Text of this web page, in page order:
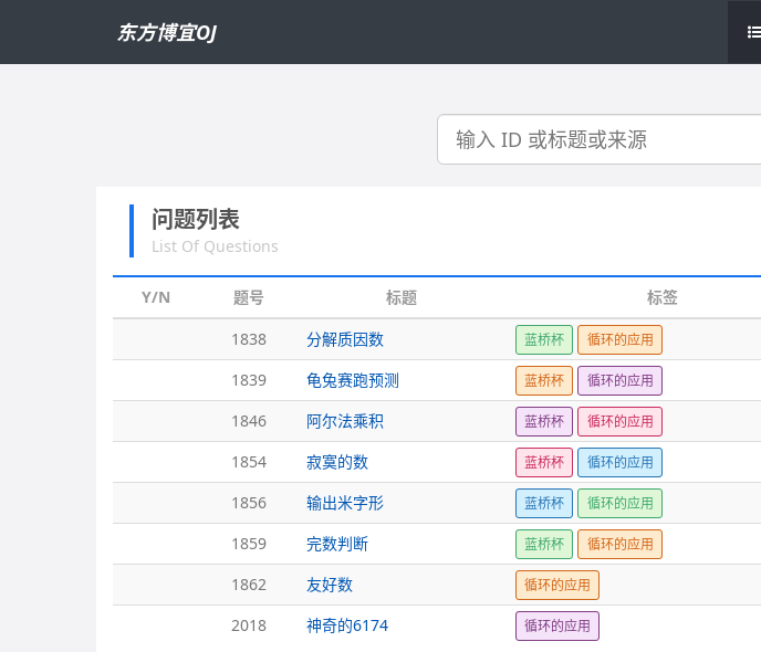
东方博宜OJ
搜
问题列表
List Of Questions
Y/N 题号 标题 标签
1838
分解质因数 蓝桥杯 循环的应用
1839
龟兔赛跑预测 蓝桥杯 循环的应用
1846
阿尔法乘积 蓝桥杯 循环的应用
1854
寂寞的数 蓝桥杯 循环的应用
1856
输出米字形 蓝桥杯 循环的应用
1859
完数判断 蓝桥杯 循环的应用
1862
友好数 循环的应用
2018
神奇的6174 循环的应用